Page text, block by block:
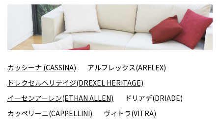
カッシーナ (CASSINA)
アルフレックス(ARFLEX)
ドレクセルヘリテイジ(DREXEL HERITAGE)
イーセンアーレン(ETHAN ALLEN)
ドリアデ(DRIADE)
カッペリーニ(CAPPELLINI)
ヴィトラ(VITRA)